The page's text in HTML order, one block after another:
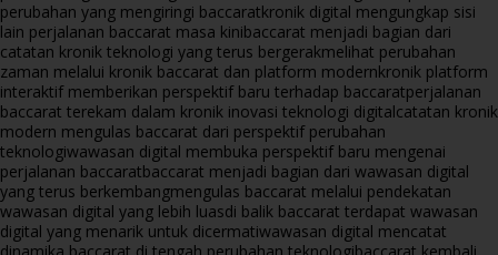
perubahan yang mengiringi baccaratkronik digital mengungkap sisi
lain perjalanan baccarat masa kinibaccarat menjadi bagian dari
catatan kronik teknologi yang terus bergerakmelihat perubahan
zaman melalui kronik baccarat dan platform modernkronik platform
interaktif memberikan perspektif baru terhadap baccaratperjalanan
baccarat terekam dalam kronik inovasi teknologi digitalcatatan kronik
modern mengulas baccarat dari perspektif perubahan
teknologiwawasan digital membuka perspektif baru mengenai
perjalanan baccaratbaccarat menjadi bagian dari wawasan digital
yang terus berkembangmengulas baccarat melalui pendekatan
wawasan digital yang lebih luasdi balik baccarat terdapat wawasan
digital yang menarik untuk dicermatiwawasan digital mencatat